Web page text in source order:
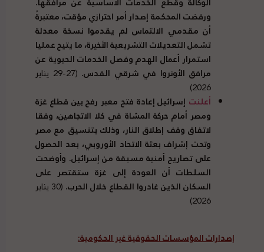
ورفضت المحكمة إصدار أمر احترازي مؤقت، معتبرةً
أن مقدمي الالتماس لم يقدموا نسخة معدلة
تشمل التعديلات التشريعية الأخيرة، ما يتيح عمليا
استمرار أعمال الهدم وفصل الخدمات الحيوية عن
مرافق الأونروا في شرقي القدس.
(27-29 يناير
2026)
أعلنت إسرائيل إعادة فتح معبر رفح بين قطاع غزة
ومصر أمام حركة المشاة في كلا الاتجاهين، وفقا
لاتفاق وقف إطلاق النار، وذلك بتنسيق مع مصر
وتحت إشراف بعثة الاتحاد الأوروبي، بعد الحصول
على تصاريح أمنية مسبقة من إسرائيل. وأوضحت
السلطات أن العودة إلى غزة ستقتصر على
السكان الذين غادروا القطاع خلال الحرب.
(30 يناير
2026)
إصدارات المؤسسات الحقوقية غير الحكومية: